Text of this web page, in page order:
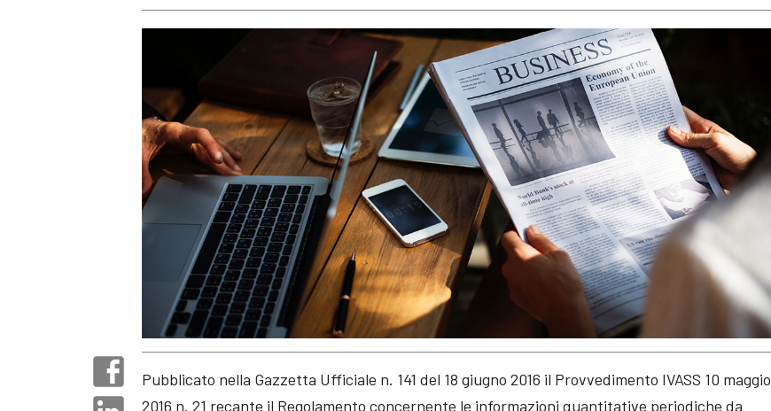
Pubblicato nella Gazzetta Ufficiale n. 141 del 18 giugno 2016 il Provvedimento IVASS 10 maggio
2016 n. 21 recante il Regolamento concernente le informazioni quantitative periodiche da